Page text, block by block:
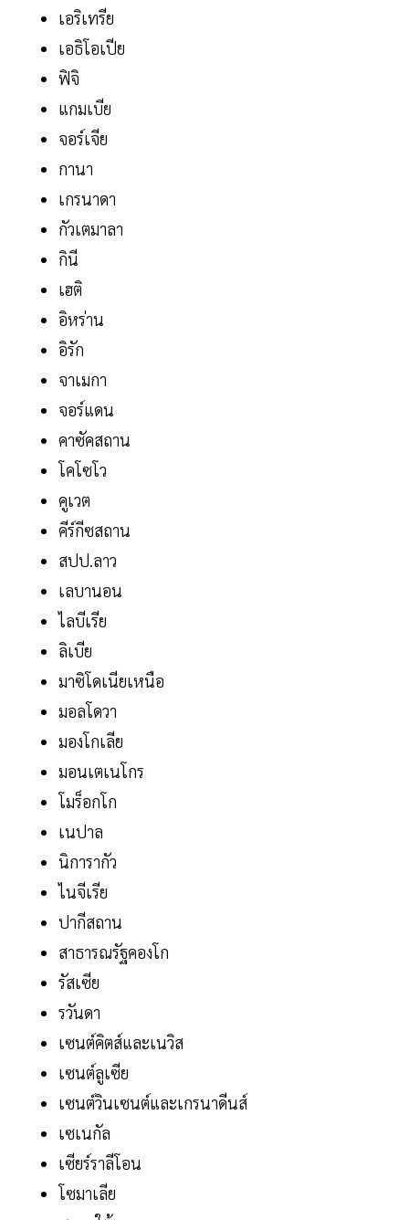
เอริเทรีย
เอธิโอเปีย
ฟิจิ
แกมเบีย
จอร์เจีย
กานา
เกรนาดา
กัวเตมาลา
กินี
เฮติ
อิหร่าน
อิรัก
จาเมกา
จอร์แดน
คาซัคสถาน
โคโซโว
คูเวต
คีร์กีซสถาน
สปป.ลาว
เลบานอน
ไลบีเรีย
ลิเบีย
มาซิโดเนียเหนือ
มอลโดวา
มองโกเลีย
มอนเตเนโกร
โมร็อกโก
เนปาล
นิการากัว
ไนจีเรีย
ปากีสถาน
สาธารณรัฐคองโก
รัสเซีย
รวันดา
เซนต์คิตส์และเนวิส
เซนต์ลูเซีย
เซนต์วินเซนต์และเกรนาดีนส์
เซเนกัล
เซียร์ราลีโอน
โซมาเลีย